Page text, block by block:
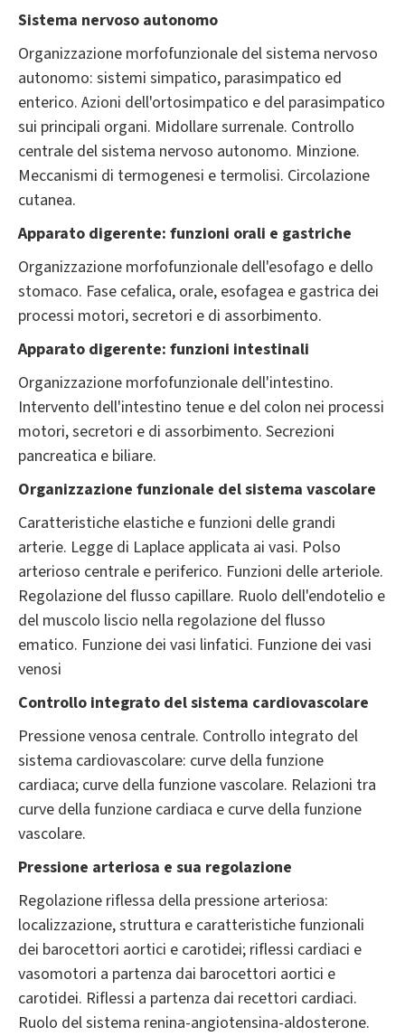
Sistema nervoso autonomo
Organizzazione morfofunzionale del sistema nervoso
autonomo: sistemi simpatico, parasimpatico ed
enterico. Azioni dell'ortosimpatico e del parasimpatico
sui principali organi. Midollare surrenale. Controllo
centrale del sistema nervoso autonomo. Minzione.
Meccanismi di termogenesi e termolisi. Circolazione
cutanea.
Apparato digerente: funzioni orali e gastriche
Organizzazione morfofunzionale dell'esofago e dello
stomaco. Fase cefalica, orale, esofagea e gastrica dei
processi motori, secretori e di assorbimento.
Apparato digerente: funzioni intestinali
Organizzazione morfofunzionale dell'intestino.
Intervento dell'intestino tenue e del colon nei processi
motori, secretori e di assorbimento. Secrezioni
pancreatica e biliare.
Organizzazione funzionale del sistema vascolare
Caratteristiche elastiche e funzioni delle grandi
arterie. Legge di Laplace applicata ai vasi. Polso
arterioso centrale e periferico. Funzioni delle arteriole.
Regolazione del flusso capillare. Ruolo dell'endotelio e
del muscolo liscio nella regolazione del flusso
ematico. Funzione dei vasi linfatici. Funzione dei vasi
venosi
Controllo integrato del sistema cardiovascolare
Pressione venosa centrale. Controllo integrato del
sistema cardiovascolare: curve della funzione
cardiaca; curve della funzione vascolare. Relazioni tra
curve della funzione cardiaca e curve della funzione
vascolare.
Pressione arteriosa e sua regolazione
Regolazione riflessa della pressione arteriosa:
localizzazione, struttura e caratteristiche funzionali
dei barocettori aortici e carotidei; riflessi cardiaci e
vasomotori a partenza dai barocettori aortici e
carotidei. Riflessi a partenza dai recettori cardiaci.
Ruolo del sistema renina-angiotensina-aldosterone.